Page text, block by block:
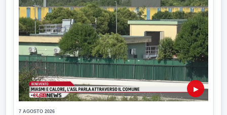
▶
7 AGOSTO 2026